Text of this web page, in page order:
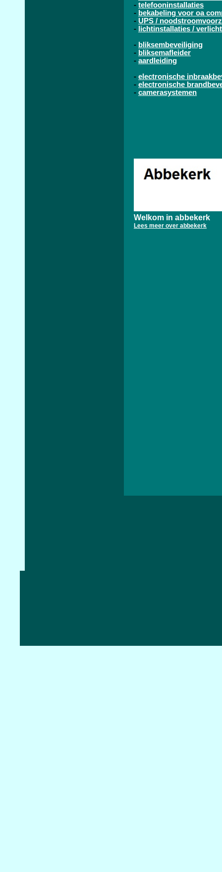
- telefooninstallaties
- bekabeling voor oa
- UPS /
- lichtinstallaties /
- bliksembeveiliging
- bliksemafleider
- aardleiding
- electronische
- electronische
- camerasystemen
Welkom in abbekerk
Lees meer over abbekerk